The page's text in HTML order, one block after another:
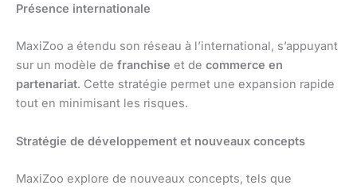
Présence internationale
MaxiZoo a étendu son réseau à l’international, s’appuyant
sur un modèle de franchise et de commerce en
partenariat. Cette stratégie permet une expansion rapide
tout en minimisant les risques.
Stratégie de développement et nouveaux concepts
MaxiZoo explore de nouveaux concepts, tels que